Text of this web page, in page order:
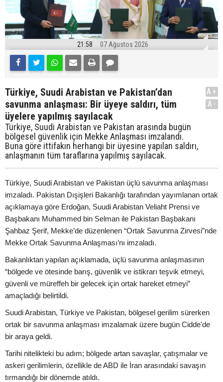
21:58 07 Ağustos 2026
Türkiye, Suudi Arabistan ve Pakistan’dan
savunma anlaşması: Bir üyeye saldırı, tüm
üyelere yapılmış sayılacak
Türkiye, Suudi Arabistan ve Pakistan arasında bugün
bölgesel güvenlik için Mekke Anlaşması imzalandı.
Buna göre ittifakın herhangi bir üyesine yapılan saldırı,
anlaşmanın tüm taraflarına yapılmış sayılacak.
A+
A-
Türkiye, Suudi Arabistan ve Pakistan üçlü savunma anlaşması
imzaladı. Pakistan Dışişleri Bakanlığı tarafından yayımlanan ortak
açıklamaya göre Erdoğan, Suudi Arabistan Veliaht Prensi ve
Başbakanı Muhammed bin Selman ile Pakistan Başbakanı
Şahbaz Şerif, Mekke’de düzenlenen “Ortak Savunma Zirvesi”nde
Mekke Ortak Savunma Anlaşması’nı imzaladı.
Bakanlıktan yapılan açıklamada, üçlü savunma anlaşmasının
“bölgede ve ötesinde barış, güvenlik ve istikrarı teşvik etmeyi,
güvenli ve müreffeh bir gelecek için ortak hareket etmeyi”
amaçladığı belirtildi.
Suudi Arabistan, Türkiye ve Pakistan, bölgesel gerilim sürerken
ortak bir savunma anlaşması imzalamak üzere bugün Cidde'de
bir araya geldi.
Tarihi nitelikteki bu adım; bölgede artan savaşlar, çatışmalar ve
askeri gerilimlerin, özellikle de ABD ile İran arasındaki savaşın
tırmandığı bir dönemde atıldı.